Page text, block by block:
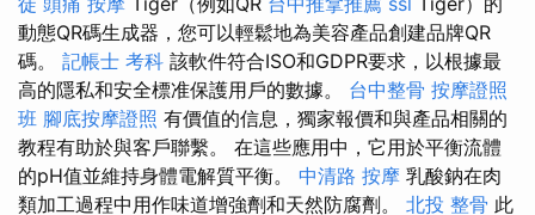
動態QR碼生成器，您可以輕鬆地為美容產品創建品牌QR
碼。 記帳士 考科 該軟件符合ISO和GDPR要求，以根據最
高的隱私和安全標准保護用戶的數據。 台中整骨 按摩證照
班 腳底按摩證照 有價值的信息，獨家報價和與產品相關的
教程有助於與客戶聯繫。 在這些應用中，它用於平衡流體
的pH值並維持身體電解質平衡。 中清路 按摩 乳酸鈉在肉
類加工過程中用作味道增強劑和天然防腐劑。 北投 整骨 此